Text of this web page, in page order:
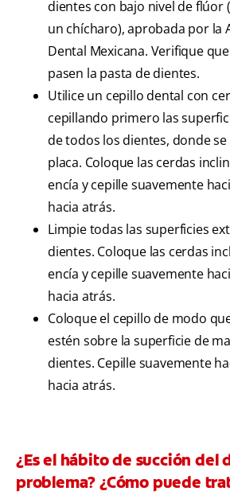
dientes con bajo nivel de flúor
un chícharo), aprobada por la
Dental Mexicana. Verifique
pasen la pasta de dientes.
Utilice un cepillo dental con
cepillando primero las
de todos los dientes, donde
placa. Coloque las cerdas
encía y cepille suavemente
hacia atrás.
Limpie todas las superficies
dientes. Coloque las cerdas
encía y cepille suavemente
hacia atrás.
Coloque el cepillo de modo
estén sobre la superficie de
dientes. Cepille suavemente
hacia atrás.
¿Es el hábito de succión del
problema? ¿Cómo puede